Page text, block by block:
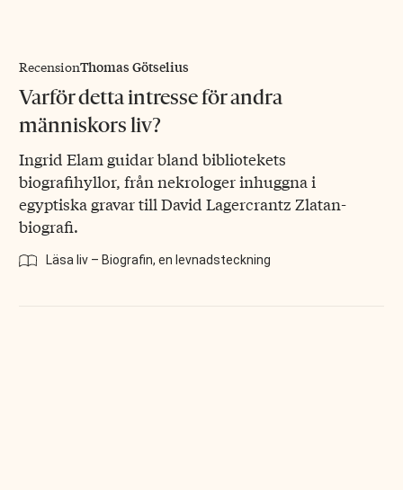
RecensionThomas Götselius
Varför detta intresse för andra
människors liv?
Ingrid Elam guidar bland bibliotekets
biografihyllor, från nekrologer inhuggna i
egyptiska gravar till David Lagercrantz Zlatan-
biografi.
Läsa liv – Biografin, en levnadsteckning